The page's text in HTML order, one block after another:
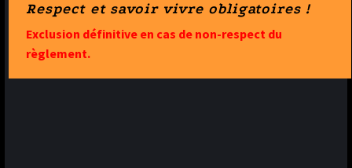
Respect et savoir vivre obligatoires !
Exclusion définitive en cas de non-respect du
règlement.